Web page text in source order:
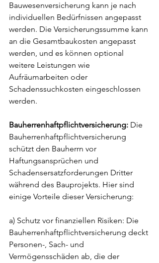
Bauwesenversicherung kann je nach
individuellen Bedürfnissen angepasst
werden. Die Versicherungssumme kann
an die Gesamtbaukosten angepasst
werden, und es können optional
weitere Leistungen wie
Aufräumarbeiten oder
Schadenssuchkosten eingeschlossen
werden.
Bauherrenhaftpflichtversicherung: Die
Bauherrenhaftpflichtversicherung
schützt den Bauherrn vor
Haftungsansprüchen und
Schadensersatzforderungen Dritter
während des Bauprojekts. Hier sind
einige Vorteile dieser Versicherung:
a) Schutz vor finanziellen Risiken: Die
Bauherrenhaftpflichtversicherung deckt
Personen-, Sach- und
Vermögensschäden ab, die der